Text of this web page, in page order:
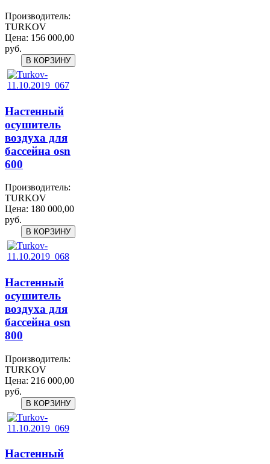
Производитель:
TURKOV
Цена: 156 000,00
руб.
Настенный
осушитель
воздуха для
бассейна osn
600
Производитель:
TURKOV
Цена: 180 000,00
руб.
Настенный
осушитель
воздуха для
бассейна osn
800
Производитель:
TURKOV
Цена: 216 000,00
руб.
Настенный